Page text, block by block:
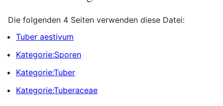
Die folgenden 4 Seiten verwenden diese Datei:
Tuber aestivum
Kategorie:Sporen
Kategorie:Tuber
Kategorie:Tuberaceae